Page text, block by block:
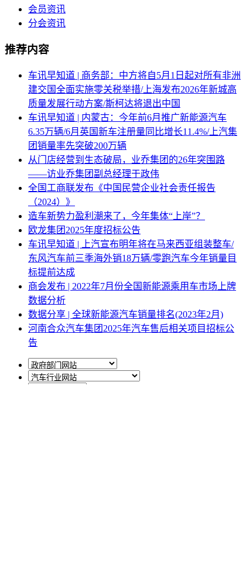
会员资讯
分会资讯
推荐内容
车讯早知道 | 商务部：中方将自5月1日起对所有非洲
建交国全面实施零关税举措/上海发布2026年新城高
质量发展行动方案/斯柯达将退出中国
车讯早知道 | 内蒙古：今年前6月推广新能源汽车
6.35万辆/6月英国新车注册量同比增长11.4%/上汽集
团销量率先突破200万辆
从门店经营到生态破局，业乔集团的26年突围路
——访业乔集团副总经理于政伟
全国工商联发布《中国民营企业社会责任报告
（2024）》
造车新势力盈利潮来了，今年集体“上岸”？
欧龙集团2025年度招标公告
车讯早知道 | 上汽宣布明年将在马来西亚组装整车/
东风汽车前三季海外销18万辆/零跑汽车今年销量目
标提前达成
商会发布 | 2022年7月份全国新能源乘用车市场上牌
数据分析
数据分享 | 全球新能源汽车销量排名(2023年2月)
河南合众汽车集团2025年汽车售后相关项目招标公
告